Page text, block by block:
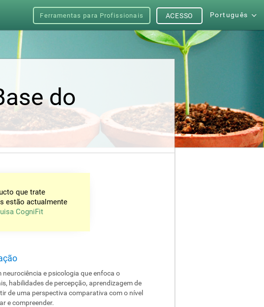
Ferramentas para Profissionais Português
ACESSO
do
que trate
estão actualmente
CogniFit
e psicologia que enfoca o
habilidades de percepção, aprendizagem de
de uma perspectiva comparativa com o nível
e compreender.